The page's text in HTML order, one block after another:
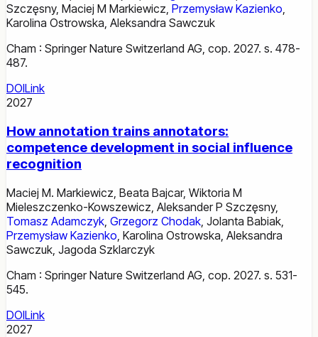
Szczęsny, Maciej M Markiewicz, Przemysław Kazienko,
Karolina Ostrowska, Aleksandra Sawczuk
Cham : Springer Nature Switzerland AG, cop. 2027. s. 478-
487.
DOILink
2027
How annotation trains annotators:
competence development in social influence
recognition
Maciej M. Markiewicz Beata Bajcar, Wiktoria M
Mieleszczenko-Kowszewicz Aleksander P Szczęsny,
Tomasz Adamczyk Grzegorz Chodak Jolanta Babiak
Przemysław Kazienko Karolina Ostrowska Aleksandra
Sawczuk Jagoda Szklarczyk
Cham : Springer Nature Switzerland AG, cop. 2027. s. 531-
545.
DOILink
2027